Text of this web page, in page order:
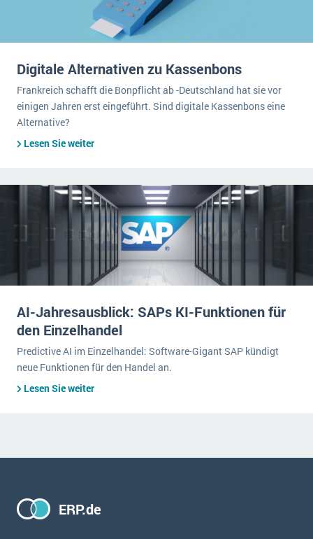
Digitale Alternativen zu Kassenbons
Frankreich schafft die Bonpflicht ab -Deutschland hat sie vor
einigen Jahren erst eingeführt. Sind digitale Kassenbons eine
Alternative?
Lesen Sie weiter
AI-Jahresausblick: SAPs KI-Funktionen für
den Einzelhandel
Predictive AI im Einzelhandel: Software-Gigant SAP kündigt
neue Funktionen für den Handel an.
Lesen Sie weiter
ERP.de